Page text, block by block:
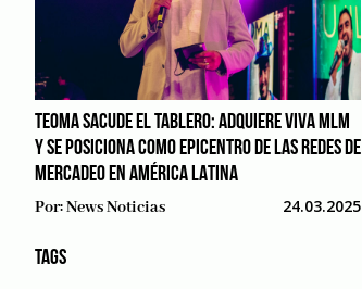
TEOMA SACUDE EL TABLERO: ADQUIERE VIVA MLM
Y SE POSICIONA COMO EPICENTRO DE LAS REDES DE
MERCADEO EN AMÉRICA LATINA
Por:News Noticias 24.03.2025
TAGS